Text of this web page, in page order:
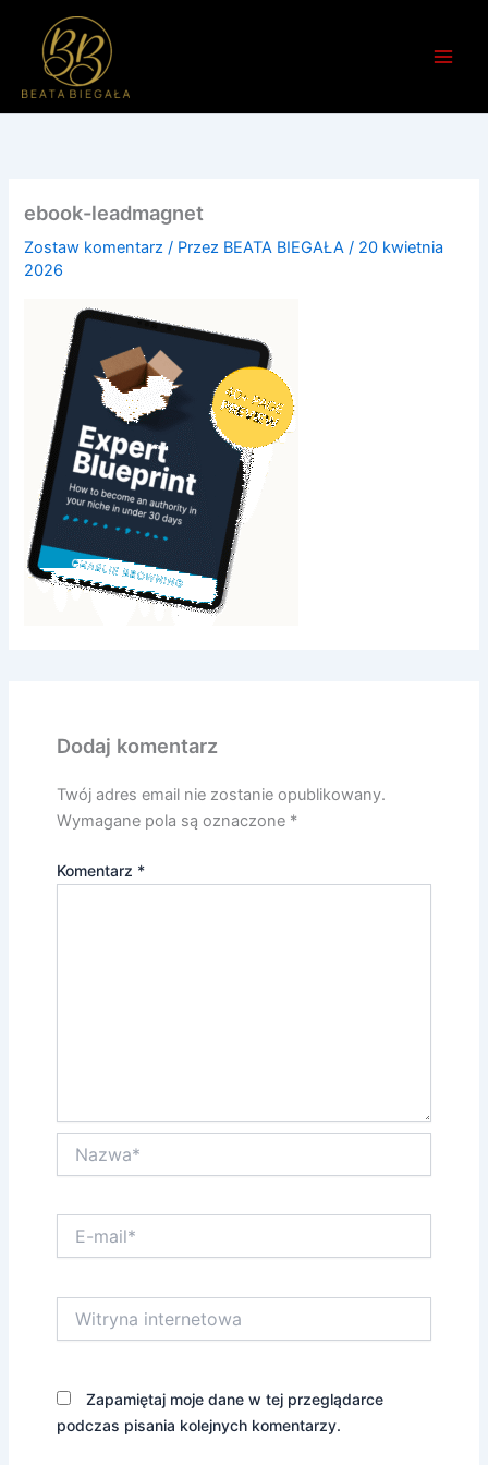
ebook-leadmagnet
Zostaw komentarz / Przez BEATA BIEGAŁA/ 20 kwietnia
2026
Dodaj komentarz
Twój adres email nie zostanie opublikowany.
Wymagane pola są oznaczone *
Komentarz *
mail*
internetowa
Zapamiętaj moje dane w tej przeglądarce
podczas pisania kolejnych komentarzy.